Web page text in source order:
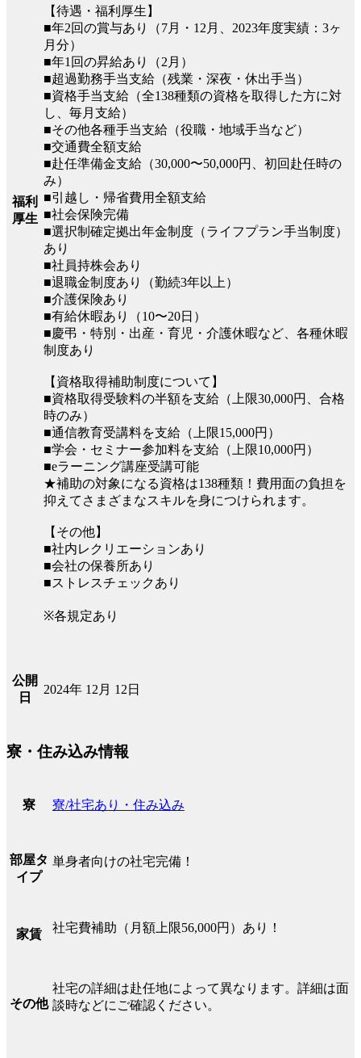
福利
厚生
【待遇・福利厚生】
■年2回の賞与あり（7月・12月、2023年度実績：3ヶ
月分）
■年1回の昇給あり（2月）
■超過勤務手当支給（残業・深夜・休出手当）
■資格手当支給（全138種類の資格を取得した方に対
し、毎月支給）
■その他各種手当支給（役職・地域手当など）
■交通費全額支給
■赴任準備金支給（30,000〜50,000円、初回赴任時の
み）
■引越し・帰省費用全額支給
■社会保険完備
■選択制確定拠出年金制度（ライフプラン手当制度）
あり
■社員持株会あり
■退職金制度あり（勤続3年以上）
■介護保険あり
■有給休暇あり（10〜20日）
■慶弔・特別・出産・育児・介護休暇など、各種休暇
制度あり
【資格取得補助制度について】
■資格取得受験料の半額を支給（上限30,000円、合格
時のみ）
■通信教育受講料を支給（上限15,000円）
■学会・セミナー参加料を支給（上限10,000円）
■eラーニング講座受講可能
★補助の対象になる資格は138種類！費用面の負担を
抑えてさまざまなスキルを身につけられます。
【その他】
■社内レクリエーションあり
■会社の保養所あり
■ストレスチェックあり
※各規定あり
公開
日
2024年 12月 12日
寮・住み込み情報
寮 寮/社宅あり・住み込み
部屋タ
イプ
単身者向けの社宅完備！
家賃 社宅費補助（月額上限56,000円）あり！
その他
社宅の詳細は赴任地によって異なります。詳細は面
談時などにご確認ください。